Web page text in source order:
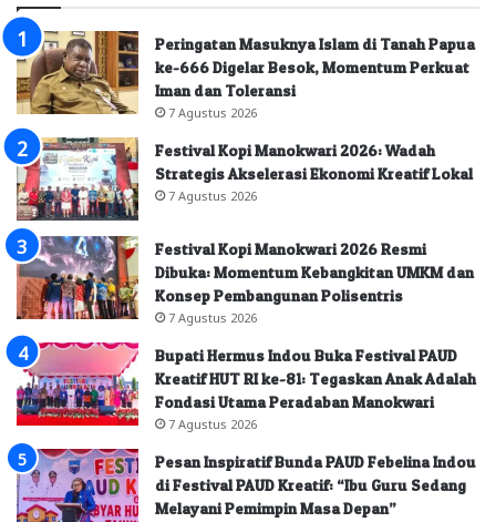
Peringatan Masuknya Islam di Tanah Papua
ke-666 Digelar Besok, Momentum Perkuat
Iman dan Toleransi
7 Agustus 2026
Festival Kopi Manokwari 2026: Wadah
Strategis Akselerasi Ekonomi Kreatif Lokal
7 Agustus 2026
Festival Kopi Manokwari 2026 Resmi
Dibuka: Momentum Kebangkitan UMKM dan
Konsep Pembangunan Polisentris
7 Agustus 2026
Bupati Hermus Indou Buka Festival PAUD
Kreatif HUT RI ke-81: Tegaskan Anak Adalah
Fondasi Utama Peradaban Manokwari
7 Agustus 2026
Pesan Inspiratif Bunda PAUD Febelina Indou
di Festival PAUD Kreatif: “Ibu Guru Sedang
Melayani Pemimpin Masa Depan”